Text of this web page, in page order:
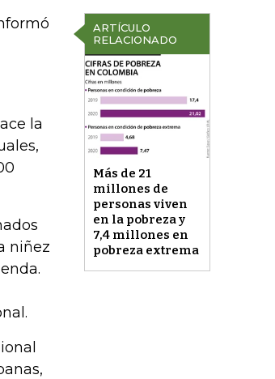
ARTÍCULO
RELACIONADO
Más de 21
millones de
personas viven
en la pobreza y
7,4 millones en
pobreza extrema
la
niñez